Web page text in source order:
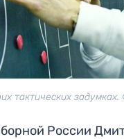
тактических
России